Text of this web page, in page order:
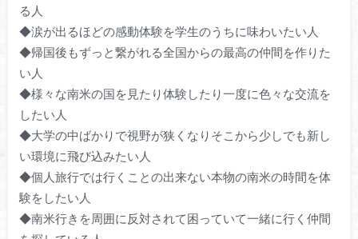
る人
◆涙が出るほどの感動体験を学生のうちに味わいたい人
◆帰国後もずっと繋がれる全国からの最高の仲間を作りた
い人
◆様々な南米の国を見たり体験したり一度に色々な交流を
したい人
◆大学の中ばかりで視野が狭くなりそこから少しでも新し
い環境に飛び込みたい人
◆個人旅行では行くことの出来ない本物の南米の時間を体
験をしたい人
◆南米行きを周囲に反対されて困っていて一緒に行く仲間